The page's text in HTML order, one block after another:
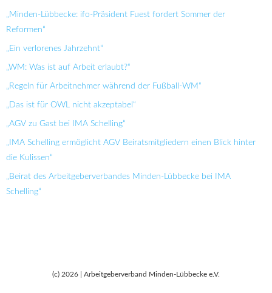
„Minden-Lübbecke: ifo-Präsident Fuest fordert Sommer der
Reformen“
„Ein verlorenes Jahrzehnt“
„WM: Was ist auf Arbeit erlaubt?“
„Regeln für Arbeitnehmer während der Fußball-WM“
„Das ist für OWL nicht akzeptabel“
„AGV zu Gast bei IMA Schelling“
„IMA Schelling ermöglicht AGV Beiratsmitgliedern einen Blick hinter
die Kulissen“
„Beirat des Arbeitgeberverbandes Minden-Lübbecke bei IMA
Schelling“
(c) 2026 | Arbeitgeberverband Minden-Lübbecke e.V.